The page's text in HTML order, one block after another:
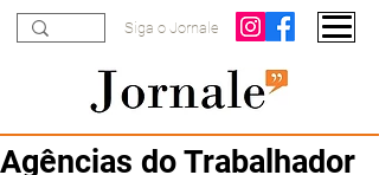
Siga o Jornale
Agências do Trabalhador